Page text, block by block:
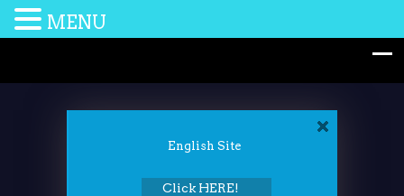
English Site
Click HERE!
MENU